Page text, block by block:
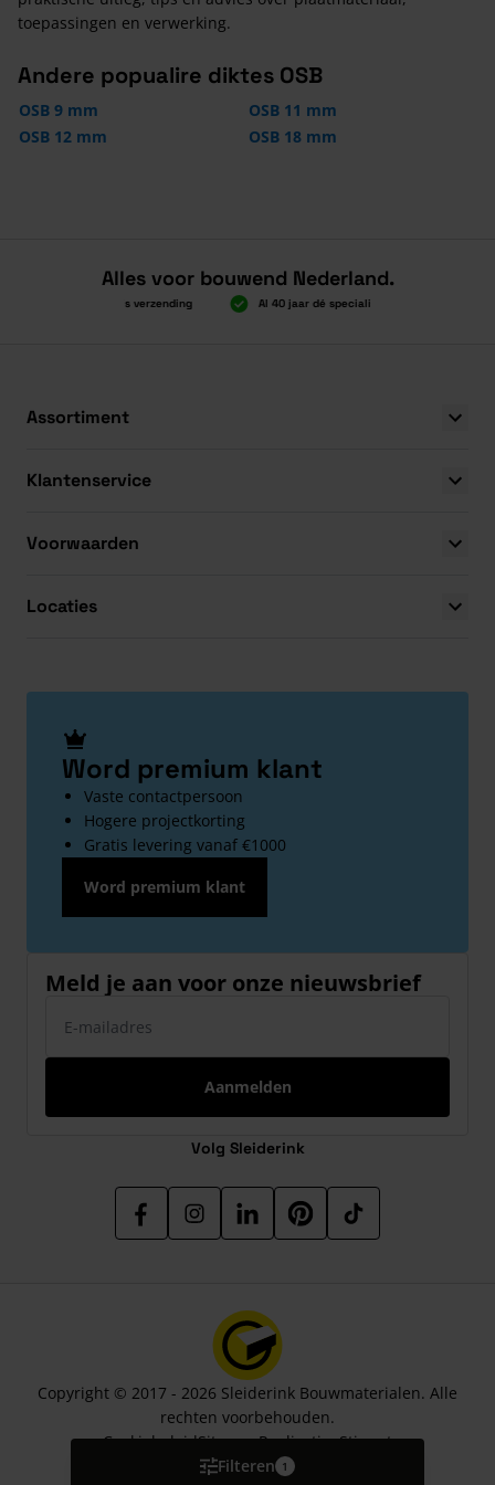
Filteren 1
toepassingen en verwerking.
Andere popualire diktes OSB
OSB 9 mm
OSB 11 mm
OSB 12 mm
OSB 18 mm
Alles voor bouwend Nederland.
Boven 2.000 gratis verzending Al 40 jaar dé specialist
Assortiment
Klantenservice
Voorwaarden
Locaties
Word premium klant
Vaste contactpersoon
Hogere projectkorting
Gratis levering vanaf €1000
Word premium klant
Meld je aan voor onze nieuwsbrief
Aanmelden
Volg Sleiderink
Copyright © 2017 - 2026 Sleiderink Bouwmaterialen. Alle
rechten voorbehouden.
CookiebeleidSitemapRealisatie:Stimmt